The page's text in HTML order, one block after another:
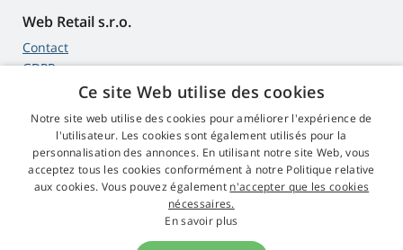
Web Retail s.r.o.
Contact
GDPR
4,9étoiles
545 commentaires Google
© 2009 - 2026 Lampes-Projecteurs.fr
Ce site Web utilise des cookies
Notre site web utilise des cookies pour améliorer l'expérience de
l'utilisateur. Les cookies sont également utilisés pour la
personnalisation des annonces. En utilisant notre site Web, vous
acceptez tous les cookies conformément à notre Politique relative
aux cookies. Vous pouvez également n'accepter que les cookies
nécessaires.
En savoir plus